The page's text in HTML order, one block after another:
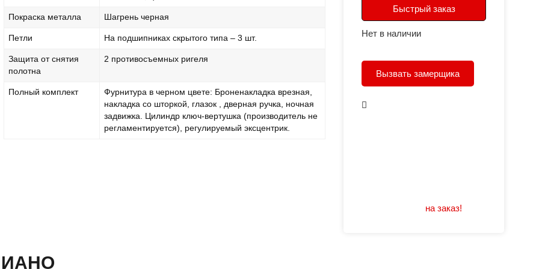
Покраска металла Шагрень черная
Петли На подшипниках скрытого типа – 3 шт.
Защита от снятия
полотна
2 противосъемных ригеля
Полный комплект
Фурнитура в черном цвете: Броненакладка врезная,
накладка со шторкой, глазок , дверная ручка, ночная
задвижка. Цилиндр ключ-вертушка (производитель не
регламентируется), регулируемый эксцентрик.
Быстрый заказ
Нет в наличии
Вызвать замерщика
на заказ!